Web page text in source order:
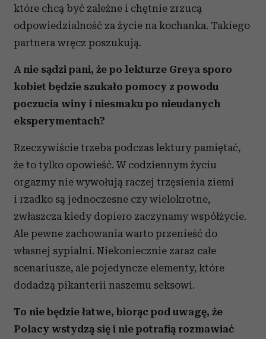
które chcą być zależne i chętnie zrzucą
odpowiedzialność za życie na kochanka. Takiego
partnera wręcz poszukują.
A nie sądzi pani, że po lekturze Greya sporo
kobiet będzie szukało pomocy z powodu
poczucia winy i niesmaku po nieudanych
eksperymentach?
Rzeczywiście trzeba podczas lektury pamiętać,
że to tylko opowieść. W codziennym życiu
orgazmy nie wywołują raczej trzęsienia ziemi
i rzadko są jednoczesne czy wielokrotne,
zwłaszcza kiedy dopiero zaczynamy współżycie.
Ale pewne zachowania warto przenieść do
własnej sypialni. Niekoniecznie zaraz całe
scenariusze, ale pojedyncze elementy, które
dodadzą pikanterii naszemu seksowi.
To nie będzie łatwe, biorąc pod uwagę, że
Polacy wstydzą się i nie potrafią rozmawiać